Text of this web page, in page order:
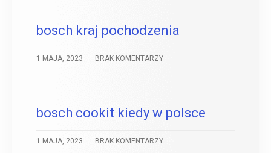
bosch kraj pochodzenia
1 MAJA, 2023 BRAK KOMENTARZY
bosch cookit kiedy w polsce
1 MAJA, 2023 BRAK KOMENTARZY